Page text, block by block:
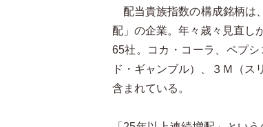
配当貴族指数の構成銘柄は
配」の企業。年々歳々見直し
65社。コカ・コーラ、ペプ
ド・ギャンブル）、３Ｍ（ス
含まれている。